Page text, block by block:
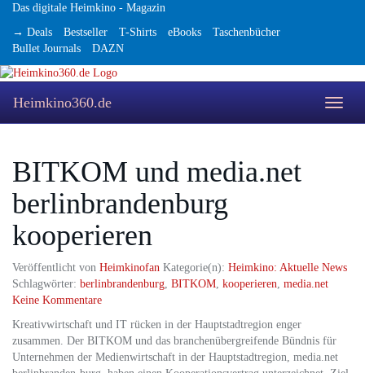
Skip
main
content
Das digitale Heimkino - Magazin
→ Deals
Bestseller T-Shirts eBooks
Taschenbücher
Bullet Journals
DAZN
Toggle
Heimkino360.de
BITKOM und media.net
berlinbrandenburg
kooperieren
Veröffentlicht von Heimkinofan Kategorie(n): Heimkino: Aktuelle News
Schlagwörter: berlinbrandenburg, BITKOM, kooperieren, media.net
Keine Kommentare
Kreativwirtschaft und IT rücken in der Hauptstadtregion enger
zusammen. Der BITKOM und das branchenübergreifende Bündnis für
Unternehmen der Medienwirtschaft in der Hauptstadtregion, media.net